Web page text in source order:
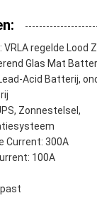
VRLA regelde Lood
Glas Mat
Acid Batterij,
Zonnestelsel,
Current: 300A
100A